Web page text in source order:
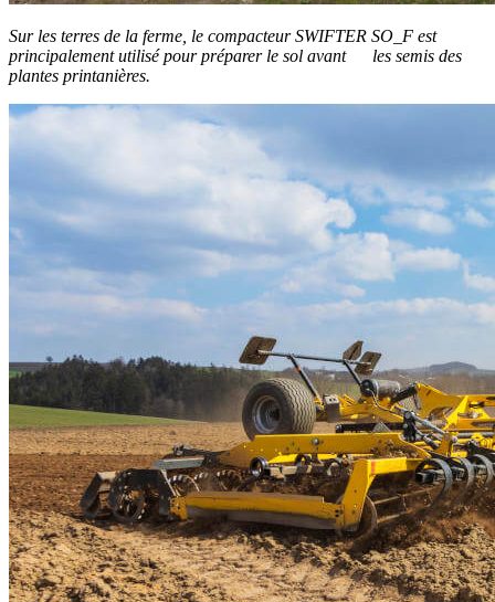
Sur les terres de la ferme, le compacteur SWIFTER SO_F est
principalement utilisé pour préparer le sol avant les semis des
plantes printanières.